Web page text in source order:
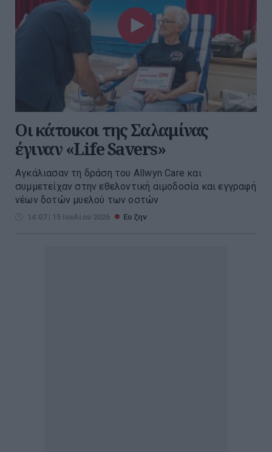
Οι κάτοικοι της Σαλαμίνας
έγιναν «Life Savers»
Αγκάλιασαν τη δράση του Allwyn Care και
συμμετείχαν στην εθελοντική αιμοδοσία και εγγραφή
νέων δοτών μυελού των οστών
14:07 | 15 Ιουλίου 2026 Ευ ζην